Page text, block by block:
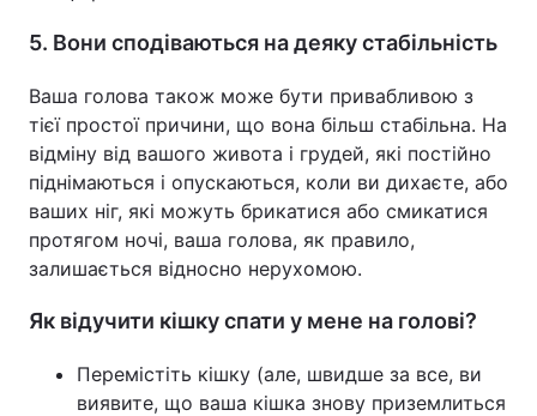
5. Вони сподіваються на деяку стабільність
Ваша голова також може бути привабливою з
тієї простої причини, що вона більш стабільна. На
відміну від вашого живота і грудей, які постійно
піднімаються і опускаються, коли ви дихаєте, або
ваших ніг, які можуть брикатися або смикатися
протягом ночі, ваша голова, як правило,
залишається відносно нерухомою.
Як відучити кішку спати у мене на голові?
Перемістіть кішку (але, швидше за все, ви
виявите, що ваша кішка знову приземлиться